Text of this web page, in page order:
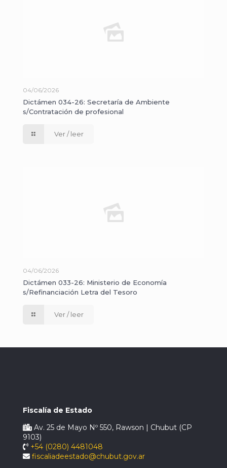
04/06/2026
Dictámen 034-26: Secretaría de Ambiente
s/Contratación de profesional
Ver / leer
04/06/2026
Dictámen 033-26: Ministerio de Economía
s/Refinanciación Letra del Tesoro
Ver / leer
Fiscalía de Estado
Av. 25 de Mayo Nº 550, Rawson | Chubut (CP
9103)
+54 (0280) 4481048
fiscaliadeestado@chubut.gov.ar